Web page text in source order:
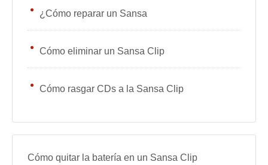
¿Cómo reparar un Sansa
Cómo eliminar un Sansa Clip
Cómo rasgar CDs a la Sansa Clip
Cómo quitar la batería en un Sansa Clip